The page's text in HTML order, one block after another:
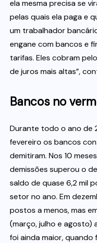
ela mesma precisa se
pelas quais ela paga e
um trabalhador
engane com bancos e
tarifas. Eles cobram
de juros mais altas”,
Bancos no
Durante todo o ano de
fevereiro os bancos
demitiram. Nos 10
demissões superou o
saldo de quase 6,2 mil
setor no ano. Em
postos a menos, mas
(março, julho e agosto)
foi ainda maior, quando